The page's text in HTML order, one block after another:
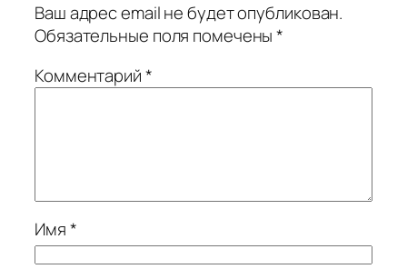
Ваш адрес email не будет опубликован.
Обязательные поля помечены*
Комментарий*
Имя*